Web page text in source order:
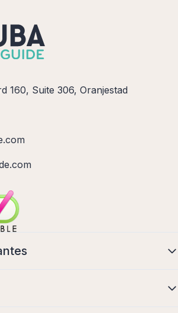
160, Suite 306, Oranjestad